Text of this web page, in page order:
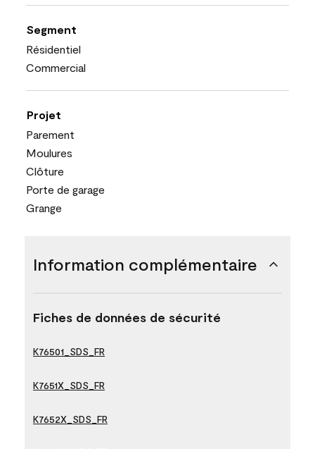
Segment
Résidentiel
Commercial
Projet
Parement
Moulures
Clôture
Porte de garage
Grange
Information complémentaire
Fiches de données de sécurité
K76501_SDS_FR
K7651X_SDS_FR
K7652X_SDS_FR